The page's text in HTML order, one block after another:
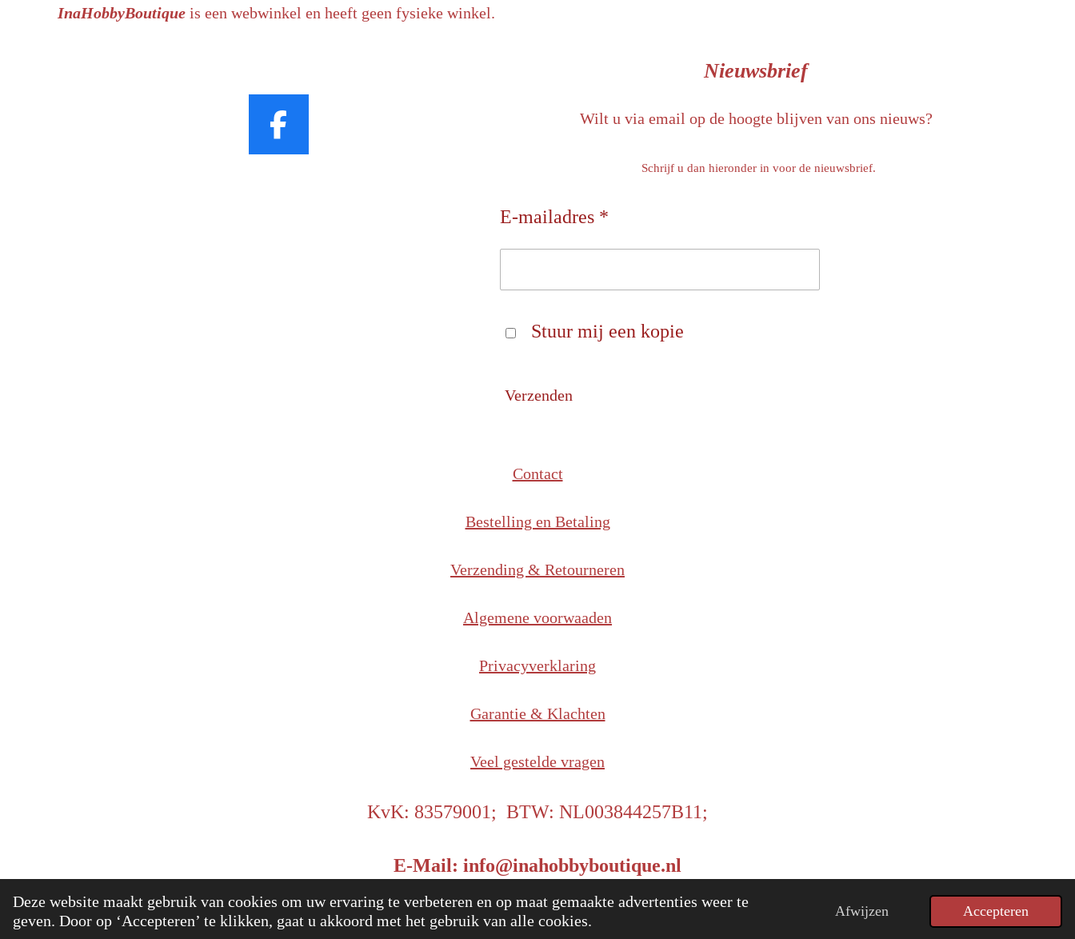
Deze website maakt gebruik van cookies om uw ervaring te verbeteren en op maat gemaakte advertenties weer te
geven. Door op ‘Accepteren’ te klikken, gaat u akkoord met het gebruik van alle cookies.
Afwijzen Accepteren
InaHobbyBoutique is een webwinkel en heeft geen fysieke winkel.
F
Nieuwsbrief
Wilt u via email op de hoogte blijven van ons nieuws?
Schrijf u dan hieronder in voor de nieuwsbrief.
E-mailadres *
Stuur mij een kopie
Verzenden
Contact
Bestelling en Betaling
Verzending & Retourneren
Algemene voorwaaden
Privacyverklaring
Garantie & Klachten
Veel gestelde vragen
KvK: 83579001; BTW: NL003844257B11;
E-Mail: info@inahobbyboutique.nl
© 2021 - 2025 InaHobbyBoutique
Powered by